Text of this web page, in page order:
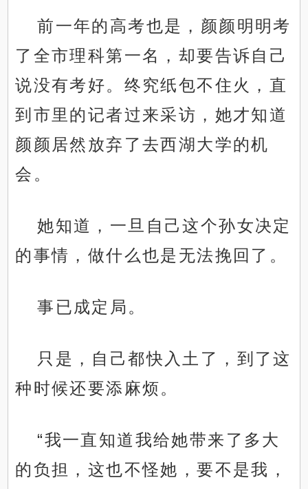
前一年的高考也是，颜颜明明考
了全市理科第一名，却要告诉自己
说没有考好。终究纸包不住火，直
到市里的记者过来采访，她才知道
颜颜居然放弃了去西湖大学的机
会。
她知道，一旦自己这个孙女决定
的事情，做什么也是无法挽回了。
事已成定局。
只是，自己都快入土了，到了这
种时候还要添麻烦。
“我一直知道我给她带来了多大
的负担，这也不怪她，要不是我，